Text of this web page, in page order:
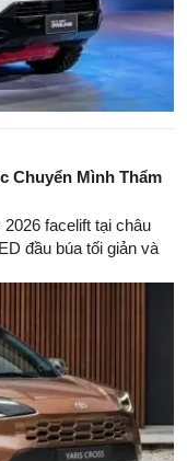
Chuyển Mình Thẩm
facelift tại châu
đầu búa tối giản và